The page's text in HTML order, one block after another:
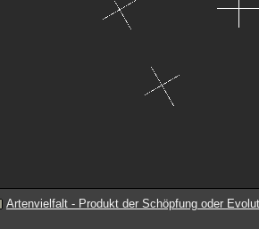
Artenvielfalt - Produkt der Schöpfung oder